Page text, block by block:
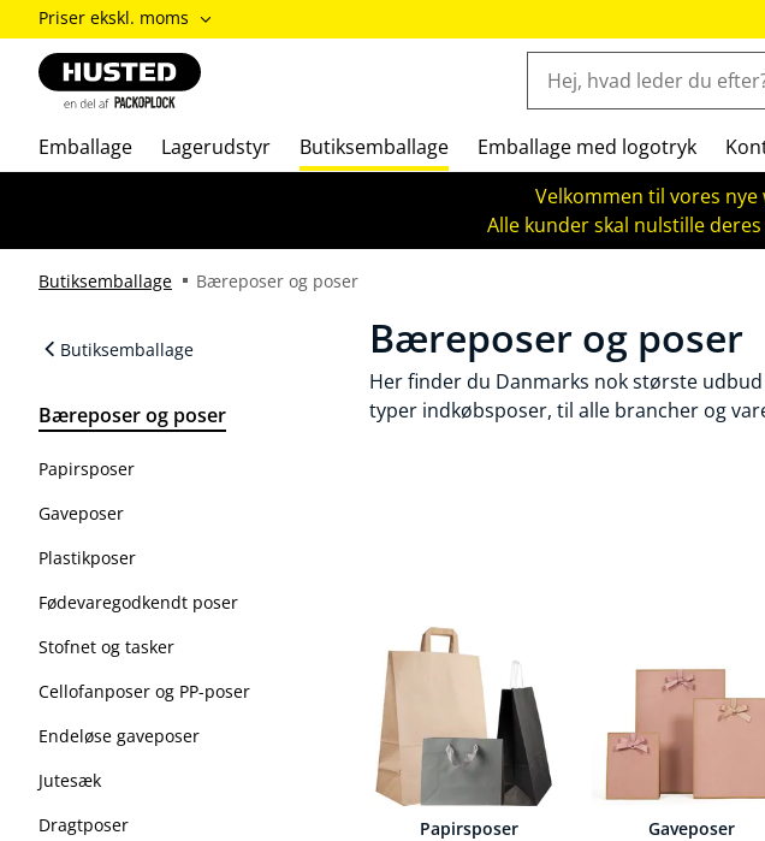
ændre
Priser
inkl.
moms
Priser
ekskl.
Priser ekskl. moms
Emballage Lagerudstyr Butiksemballage Emballage med logotryk
Velkommen til vores nye
Alle kunder skal nulstille
Butiksemballage Bæreposer og poser
Butiksemballage
Bæreposer og poser
Papirsposer
Gaveposer
Plastikposer
Fødevaregodkendt poser
Stofnet og tasker
Cellofanposer og PP-poser
Endeløse gaveposer
Jutesæk
Dragtposer
Bæreposer og poser
Her finder du Danmarks nok største
typer indkøbsposer, til alle brancher og
Papirsposer Gaveposer